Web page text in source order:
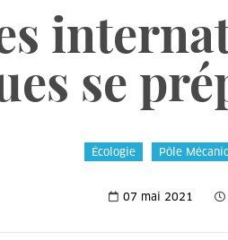
se
Écologie Pôle
07 mai 2021